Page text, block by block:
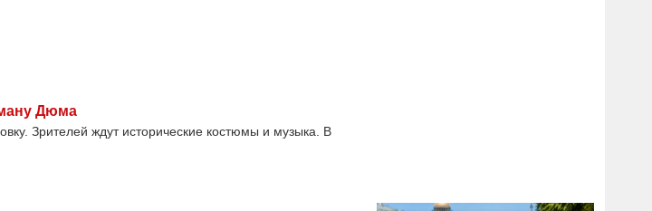
Дюма
Зрителей ждут исторические костюмы и музыка. В